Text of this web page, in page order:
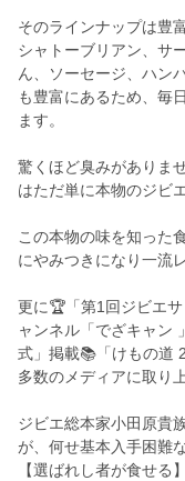
そのラインナップは豊
シャトーブリアン、サ
ん、ソーセージ、ハン
も豊富にあるため、毎
ます。
驚くほど臭みがありま
はただ単に本物のジビ
この本物の味を知った
にやみつきになり一流
更に🏆「第1回ジビエ
ャンネル「でざキャン
式」掲載📚「けもの道
多数のメディアに取り
ジビエ総本家小田原貴
が、何せ基本入手困難
【選ばれし者が食せる